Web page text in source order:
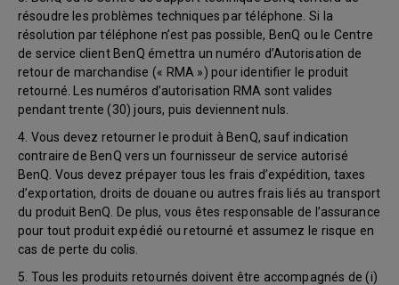
résoudre les problèmes techniques par téléphone. Si la
résolution par téléphone n’est pas possible, BenQ ou le Centre
de service client BenQ émettra un numéro d’Autorisation de
retour de marchandise (« RMA ») pour identifier le produit
retourné. Les numéros d’autorisation RMA sont valides
pendant trente (30) jours, puis deviennent nuls.
4. Vous devez retourner le produit à BenQ, sauf indication
contraire de BenQ vers un fournisseur de service autorisé
BenQ. Vous devez prépayer tous les frais d’expédition, taxes
d’exportation, droits de douane ou autres frais liés au transport
du produit BenQ. De plus, vous êtes responsable de l’assurance
pour tout produit expédié ou retourné et assumez le risque en
cas de perte du colis.
5. Tous les produits retournés doivent être accompagnés de (i)